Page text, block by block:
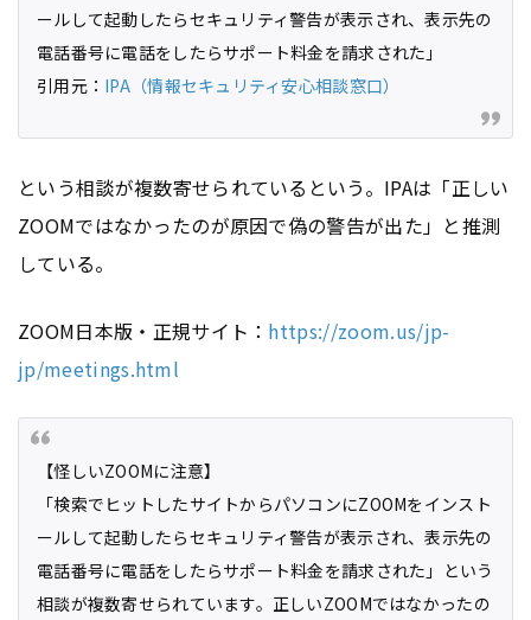
ールして起動したらセキュリティ警告が表示され、表示先の
電話番号に電話をしたらサポート料金を請求された」
引用元： IPA（情報セキュリティ安心相談窓口）
という相談が複数寄せられているという。IPAは「正しい
ZOOMではなかったのが原因で偽の警告が出た」と推測
している。
ZOOM日本版・正規サイト： https://zoom.us/jp-
jp/meetings.html
【怪しいZOOMに注意】
「検索でヒットしたサイトからパソコンにZOOMをインスト
ールして起動したらセキュリティ警告が表示され、表示先の
電話番号に電話をしたらサポート料金を請求された」という
相談が複数寄せられています。正しいZOOMではなかったの